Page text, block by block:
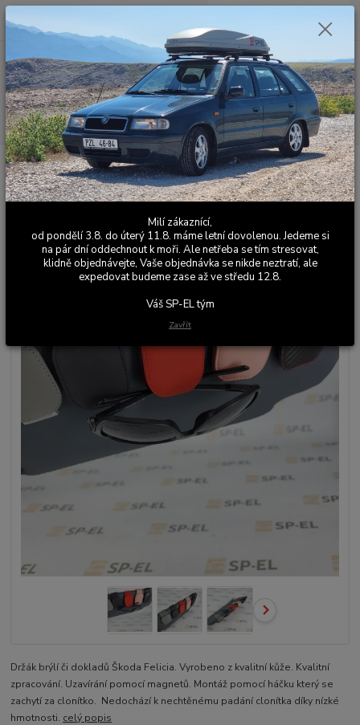
Menu
Hledat
Po - Pá 9:00 - 17:00
0,00 Kč
Úvod Univerzální autodoplňky Držák brýlí / dokladů Škoda Felicia
Držák brýlí / dokladů Škoda
Držák brýlí či dokladů Škoda Felicia. Vyrobeno z kvalitní kůže. Kvalitní
zpracování. Uzavírání pomocí magnetů. Montáž pomocí háčku který se
zachytí za clonítko. Nedochází k nechtěnému padání clonítka díky nízké
hmotnosti. celý popis
Milí zákaznící,
od pondělí 3.8. do úterý 11.8. máme letní dovolenou. Jedeme si
na pár dní oddechnout k moři. Ale netřeba se tím stresovat,
klidně objednávejte, Vaše objednávka se nikde neztratí, ale
expedovat budeme zase až ve středu 12.8.
Váš SP-EL tým
Zavřít